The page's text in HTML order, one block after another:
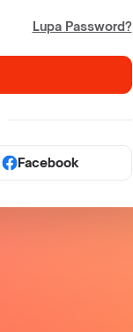
Lupa Password?
Facebook